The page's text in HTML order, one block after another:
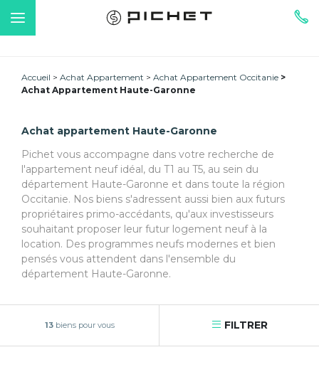
Accueil Achat Appartement
Achat Appartement Occitanie
Achat Appartement Haute-Garonne
Achat appartement Haute-Garonne
Pichet vous accompagne dans votre recherche de
l'appartement neuf idéal, du T1 au T5, au sein du
département Haute-Garonne et dans toute la région
Occitanie. Nos biens s'adressent aussi bien aux futurs
propriétaires primo-accédants, qu'aux investisseurs
souhaitant proposer leur futur logement neuf à la
location. Des programmes neufs modernes et bien
pensés vous attendent dans l'ensemble du
département Haute-Garonne.
13biens pour vous FILTRER